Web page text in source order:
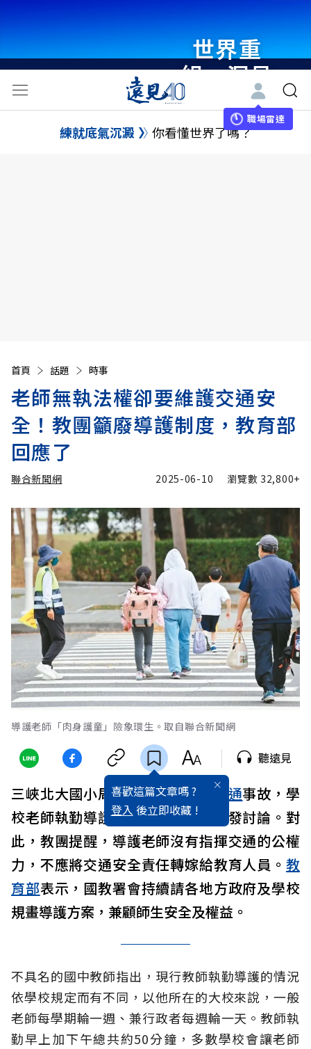
世界重
組・洞見
未來 與
世界領袖
職場雷達
練就底氣沉澱 你看懂世界了嗎？
首頁 話題 時事
老師無執法權卻要維護交通安
全！教團籲廢導護制度，教育部
回應了
聯合新聞網 2025-06-10 瀏覽數 32,800+
導護老師「肉身護童」險象環生。取自聯合新聞網
喜歡這篇文章嗎 ?
登入 後立即收藏 !
聽遠見
三峽北大國小周邊日前發生嚴重 交通事故，學
校老師執勤導護「肉身護童」也引發討論。對
此，教團提醒，導護老師沒有指揮交通的公權
力，不應將交通安全責任轉嫁給教育人員。 教
育部表示，國教署會持續請各地方政府及學校
規畫導護方案，兼顧師生安全及權益。
不具名的國中教師指出，現行教師執勤導護的情況
依學校規定而有不同，以他所在的大校來說，一般
老師每學期輪一週、兼行政者每週輪一天。教師執
勤早上加下午總共約50分鐘，多數學校會讓老師